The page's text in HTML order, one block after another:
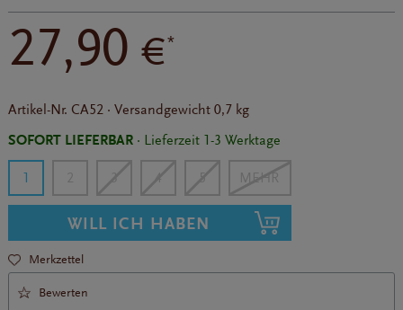
27,90€*
Artikel-Nr. CA52 · Versandgewicht 0,7 kg
SOFORT LIEFERBAR· Lieferzeit 1-3 Werktage
1 2 3 4 5
WILL ICH HABEN
Merkzettel
Bewerten